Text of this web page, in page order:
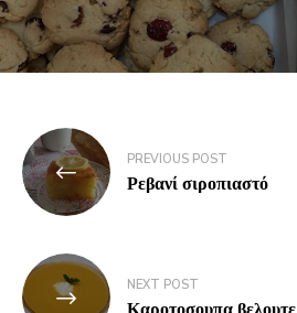
PREVIOUS POST
Ρεβανί σιροπιαστό
NEXT POST
Καροτοσουπα βελουτε